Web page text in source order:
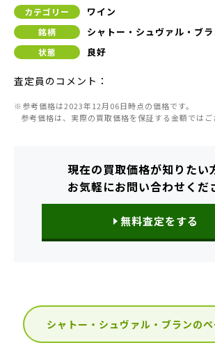
カテゴリー ワイン
銘柄 シャトー・シュヴァル・ブラ
状態 良好
査定員のコメント：
※参考価格は2023年12月06日時点の価格です。
参考価格は、実際の買取価格を保証する金額ではご
現在の買取価格が知りたい
お気軽にお問い合わせくだ
無料査定をする
シャトー・シュヴァル・ブランの